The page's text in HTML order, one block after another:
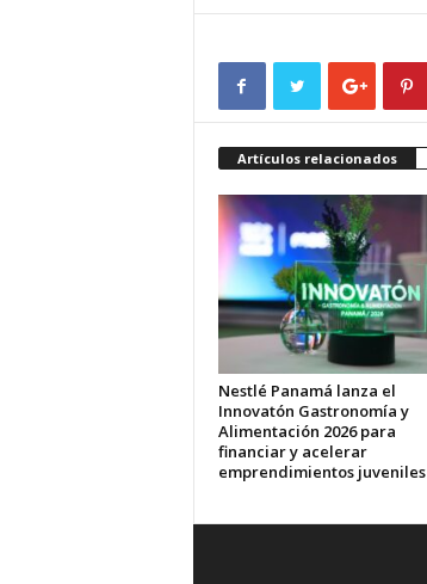
Artículos relacionados
Nestlé Panamá lanza el
Innovatón Gastronomía y
Alimentación 2026 para
financiar y acelerar
emprendimientos juveniles